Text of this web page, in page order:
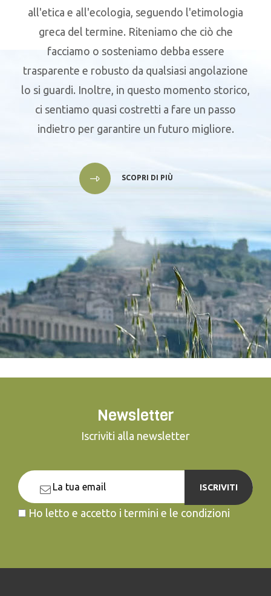
all'etica e all'ecologia, seguendo l'etimologia
greca del termine. Riteniamo che ciò che
facciamo o sosteniamo debba essere
trasparente e robusto da qualsiasi angolazione
lo si guardi. Inoltre, in questo momento storico,
ci sentiamo quasi costretti a fare un passo
indietro per garantire un futuro migliore.
SCOPRI DI PIÙ
Newsletter
Iscriviti alla newsletter
ISCRIVITI
Ho letto e accetto i termini e le condizioni